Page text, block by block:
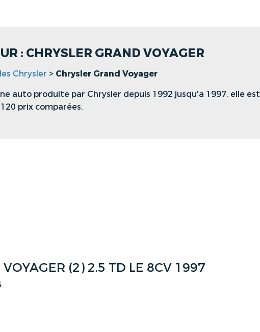
: CHRYSLER GRAND VOYAGER
Chrysler > Chrysler Grand Voyager
auto produite par Chrysler depuis 1992 jusqu'a 1997. elle est
prix comparées.
(2) 2.5 TD LE 8CV 1997